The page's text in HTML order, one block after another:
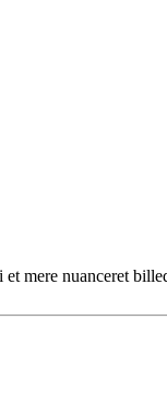
mere nuanceret